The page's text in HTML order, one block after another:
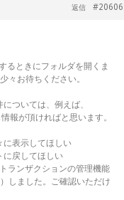
#20606
返信
るときにフォルダを開くま
々お待ちください。
ついては、例えば、
報が頂ければと思います。
に表示してほしい
に戻してほしい
ランザクションの管理機能
しました。ご確認いただけ